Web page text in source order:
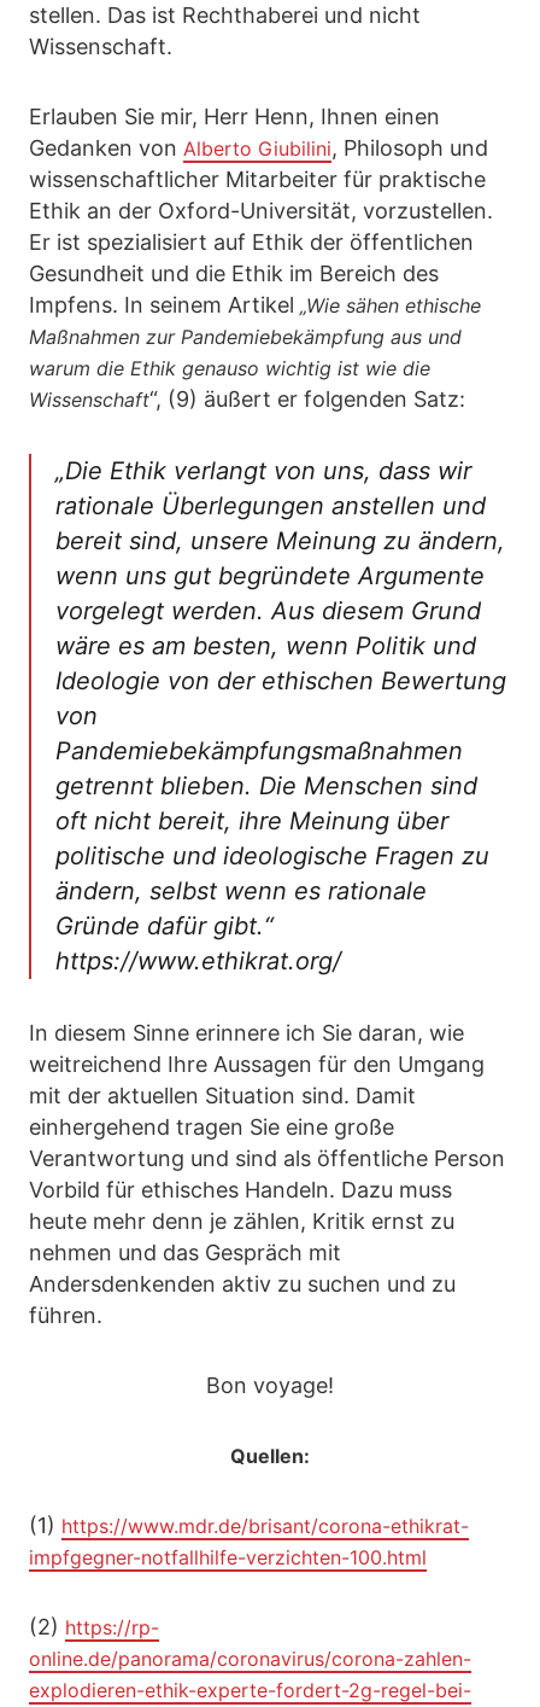
stellen. Das ist Rechthaberei und nicht
Wissenschaft.
Erlauben Sie mir, Herr Henn, Ihnen einen
Gedanken von Alberto Giubilini, Philosoph und
wissenschaftlicher Mitarbeiter für praktische
Ethik an der Oxford-Universität, vorzustellen.
Er ist spezialisiert auf Ethik der öffentlichen
Gesundheit und die Ethik im Bereich des
Impfens. In seinem Artikel „Wie sähen ethische
Maßnahmen zur Pandemiebekämpfung aus und
warum die Ethik genauso wichtig ist wie die
Wissenschaft“, (9) äußert er folgenden Satz:
„Die Ethik verlangt von uns, dass wir
rationale Überlegungen anstellen und
bereit sind, unsere Meinung zu ändern,
wenn uns gut begründete Argumente
vorgelegt werden. Aus diesem Grund
wäre es am besten, wenn Politik und
Ideologie von der ethischen Bewertung
von
Pandemiebekämpfungsmaßnahmen
getrennt blieben. Die Menschen sind
oft nicht bereit, ihre Meinung über
politische und ideologische Fragen zu
ändern, selbst wenn es rationale
Gründe dafür gibt.“
https://www.ethikrat.org/
In diesem Sinne erinnere ich Sie daran, wie
weitreichend Ihre Aussagen für den Umgang
mit der aktuellen Situation sind. Damit
einhergehend tragen Sie eine große
Verantwortung und sind als öffentliche Person
Vorbild für ethisches Handeln. Dazu muss
heute mehr denn je zählen, Kritik ernst zu
nehmen und das Gespräch mit
Andersdenkenden aktiv zu suchen und zu
führen.
Bon voyage!
Quellen:
(1) https://www.mdr.de/brisant/corona-ethikrat-
impfgegner-notfallhilfe-verzichten-100.html
(2) https://rp-
online.de/panorama/coronavirus/corona-zahlen-
explodieren-ethik-experte-fordert-2g-regel-bei-